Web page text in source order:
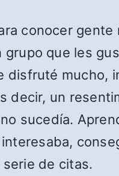
conocer gente
que les
disfruté mucho,
decir, un
sucedía.
de citas.